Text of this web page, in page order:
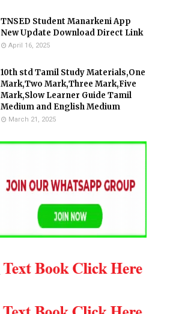
TNSED Student Manarkeni App
New Update Download Direct Link
April 16, 2025
10th std Tamil Study Materials,One
Mark,Two Mark,Three Mark,Five
Mark,Slow Learner Guide Tamil
Medium and English Medium
March 21, 2025